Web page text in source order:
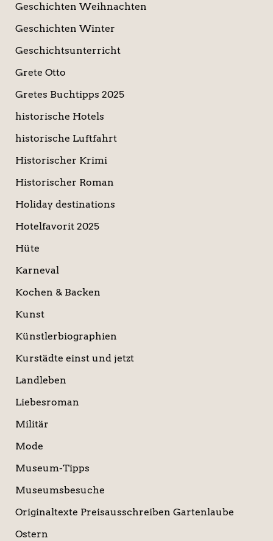
Geschichten Weihnachten
Geschichten Winter
Geschichtsunterricht
Grete Otto
Gretes Buchtipps 2025
historische Hotels
historische Luftfahrt
Historischer Krimi
Historischer Roman
Holiday destinations
Hotelfavorit 2025
Hüte
Karneval
Kochen & Backen
Kunst
Künstlerbiographien
Kurstädte einst und jetzt
Landleben
Liebesroman
Militär
Mode
Museum-Tipps
Museumsbesuche
Originaltexte Preisausschreiben Gartenlaube
Ostern